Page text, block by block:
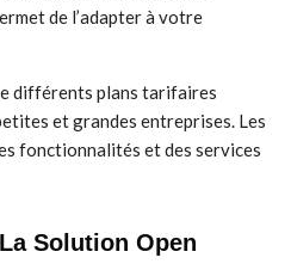
de l’adapter à votre
différents plans tarifaires
et grandes entreprises. Les
fonctionnalités et des services
Solution Open